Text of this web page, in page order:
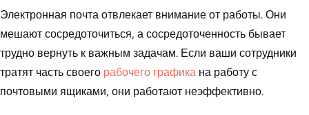
Электронная почта отвлекает внимание от работы. Они
мешают сосредоточиться, а сосредоточенность бывает
трудно вернуть к важным задачам. Если ваши сотрудники
тратят часть своего рабочего графика на работу с
почтовыми ящиками, они работают неэффективно.